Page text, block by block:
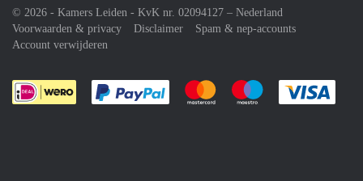
© 2026 - Kamers Leiden - KvK nr. 02094127 – Nederland
Voorwaarden & privacy
Disclaimer
Spam & nep-accounts
Account verwijderen
Je rekent gemakkelijk af met Paypal
Je rekent gemakkelijk af met
Je rekent